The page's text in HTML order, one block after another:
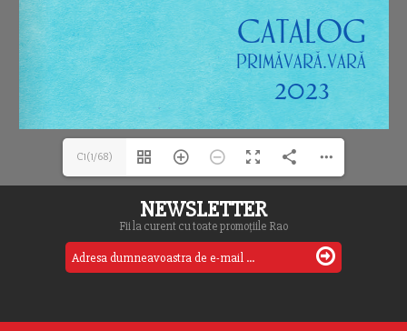
C1(1/68)
NEWSLETTER
Fii la curent cu toate promoțiile Rao